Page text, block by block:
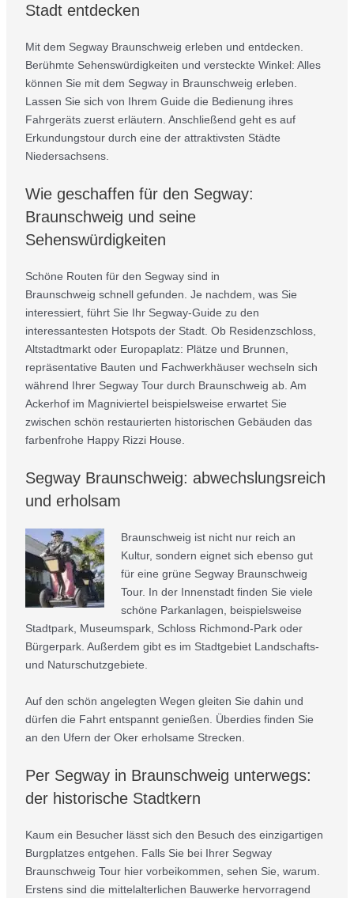
Stadt entdecken
Mit dem Segway Braunschweig erleben und entdecken.
Berühmte Sehenswürdigkeiten und versteckte Winkel: Alles
können Sie mit dem Segway in Braunschweig erleben.
Lassen Sie sich von Ihrem Guide die Bedienung ihres
Fahrgeräts zuerst erläutern. Anschließend geht es auf
Erkundungstour durch eine der attraktivsten Städte
Niedersachsens.
Wie geschaffen für den Segway:
Braunschweig und seine
Sehenswürdigkeiten
Schöne Routen für den Segway sind in
Braunschweig schnell gefunden. Je nachdem, was Sie
interessiert, führt Sie Ihr Segway-Guide zu den
interessantesten Hotspots der Stadt. Ob Residenzschloss,
Altstadtmarkt oder Europaplatz: Plätze und Brunnen,
repräsentative Bauten und Fachwerkhäuser wechseln sich
während Ihrer Segway Tour durch Braunschweig ab. Am
Ackerhof im Magniviertel beispielsweise erwartet Sie
zwischen schön restaurierten historischen Gebäuden das
farbenfrohe Happy Rizzi House.
Segway Braunschweig: abwechslungsreich
und erholsam
Braunschweig ist nicht nur reich an
Kultur, sondern eignet sich ebenso gut
für eine grüne Segway Braunschweig
Tour. In der Innenstadt finden Sie viele
schöne Parkanlagen, beispielsweise
Stadtpark, Museumspark, Schloss Richmond-Park oder
Bürgerpark. Außerdem gibt es im Stadtgebiet Landschafts-
und Naturschutzgebiete.
Auf den schön angelegten Wegen gleiten Sie dahin und
dürfen die Fahrt entspannt genießen. Überdies finden Sie
an den Ufern der Oker erholsame Strecken.
Per Segway in Braunschweig unterwegs:
der historische Stadtkern
Kaum ein Besucher lässt sich den Besuch des einzigartigen
Burgplatzes entgehen. Falls Sie bei Ihrer Segway
Braunschweig Tour hier vorbeikommen, sehen Sie, warum.
Erstens sind die mittelalterlichen Bauwerke hervorragend